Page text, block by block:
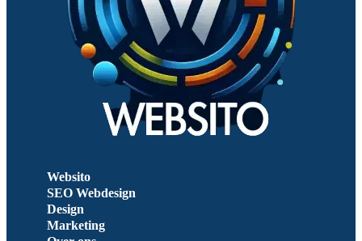
Websito
SEO Webdesign
Design
Marketing